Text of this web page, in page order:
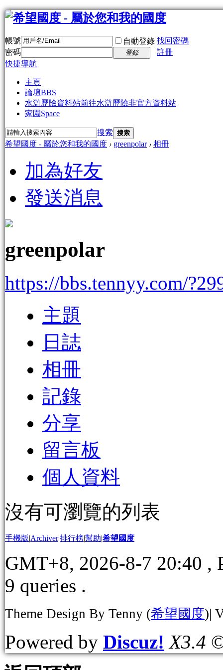
帳號 自動登錄 找回密碼
密碼
登錄
註冊
快捷導航
主頁
論壇BBS
水滸歷險資料站前往水滸歷險非官方資料站
家園 Space
搜索 搜索
希望國度 - 屬於您和我的國度 › greenpolar › 相冊
加為好友
發送消息
greenpolar
https://bbs.tennyy.com/
主題
日誌
相冊
記錄
分享
留言板
個人資料
沒有可瀏覽的列表
手機版|Archiver|排行榜|幫助|希望國度
GMT+8, 2026-8-7 20:40 ,
9 queries .
Theme Design By Tenny (希望國度)|
Powered by Discuz! X3.4